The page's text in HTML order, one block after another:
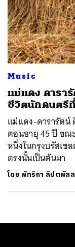
Music
แม่แดง ดารา
ชีวิตนักดนตรี
แม่แดง-ดารารัตน์
ตอนอายุ 45 ปี ขณ
หนึ่งในกรุงบรัสเซ
ตรงนั้นเป็นต้นมา
โดยพัทริกา ลิปตพัล
ค้นหา